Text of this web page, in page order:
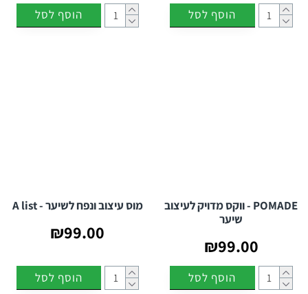
הוסף לסל הוסף לסל
POMADE - ווקס מדויק לעיצוב
שיער
₪99.00
הוסף לסל
מוס עיצוב ונפח לשיער - A list
₪99.00
הוסף לסל